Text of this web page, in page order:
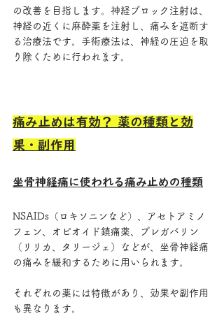
の改善を目指します。神経ブロック注射は、
神経の近くに麻酔薬を注射し、痛みを遮断す
る治療法です。手術療法は、神経の圧迫を取
り除くために行われます。
痛み止めは有効？ 薬の種類と効
果・副作用
坐骨神経痛に使われる痛み止めの種類
NSAIDs（ロキソニンなど）、アセトアミノ
フェン、オピオイド鎮痛薬、プレガバリン
（リリカ、タリージェ）などが、坐骨神経痛
の痛みを緩和するために用いられます。
それぞれの薬には特徴があり、効果や副作用
も異なります。